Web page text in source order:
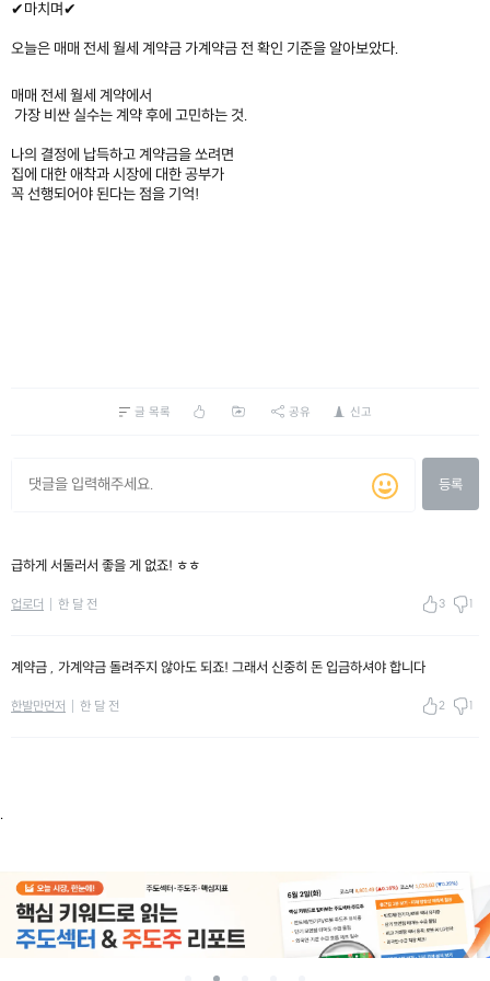
✔마치며✔
오늘은 매매 전세 월세 계약금 가계약금 전 확인 기준을 알아보았다.
매매 전세 월세 계약에서
가장 비싼 실수는 계약 후에 고민하는 것.
나의 결정에 납득하고 계약금을 쏘려면
집에 대한 애착과 시장에 대한 공부가
꼭 선행되어야 된다는 점을 기억!
글 목록 공유 신고
등록
급하게 서둘러서 좋을 게 없죠! ㅎㅎ
업로더 한 달 전 3 1
계약금 , 가계약금 돌려주지 않아도 되죠! 그래서 신중히 돈 입금하셔야 합니다
한발만먼저 한 달 전 2 1
.